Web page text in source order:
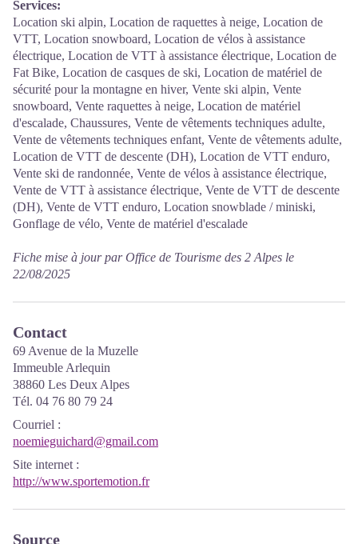
Services:
Location ski alpin, Location de raquettes à neige, Location de
VTT, Location snowboard, Location de vélos à assistance
électrique, Location de VTT à assistance électrique, Location de
Fat Bike, Location de casques de ski, Location de matériel de
sécurité pour la montagne en hiver, Vente ski alpin, Vente
snowboard, Vente raquettes à neige, Location de matériel
d'escalade, Chaussures, Vente de vêtements techniques adulte,
Vente de vêtements techniques enfant, Vente de vêtements adulte,
Location de VTT de descente (DH), Location de VTT enduro,
Vente ski de randonnée, Vente de vélos à assistance électrique,
Vente de VTT à assistance électrique, Vente de VTT de descente
(DH), Vente de VTT enduro, Location snowblade / miniski,
Gonflage de vélo, Vente de matériel d'escalade
Fiche mise à jour par Office de Tourisme des 2 Alpes le
22/08/2025
Contact
69 Avenue de la Muzelle
Immeuble Arlequin
38860 Les Deux Alpes
Tél. 04 76 80 79 24
Courriel :
noemieguichard@gmail.com
Site internet :
http://www.sportemotion.fr
Source